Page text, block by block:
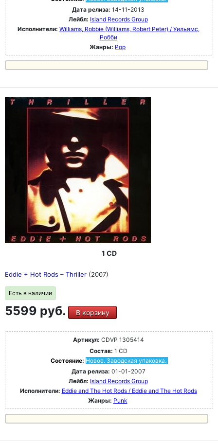
Дата релиза: 14-11-2013
Лейбл: Island Records Group
Исполнители: Williams, Robbie (Williams, Robert Peter) / Уильямс,
Робби
Жанры: Pop
1 CD
Eddie + Hot Rods ‎– Thriller (2007)
Есть в наличии
5599 руб. В корзину
Артикул: CDVP 1305414
Состав: 1 CD
Состояние: Новое. Заводская упаковка.
Дата релиза: 01-01-2007
Лейбл: Island Records Group
Исполнители: Eddie and The Hot Rods / Eddie and The Hot Rods
Жанры: Punk